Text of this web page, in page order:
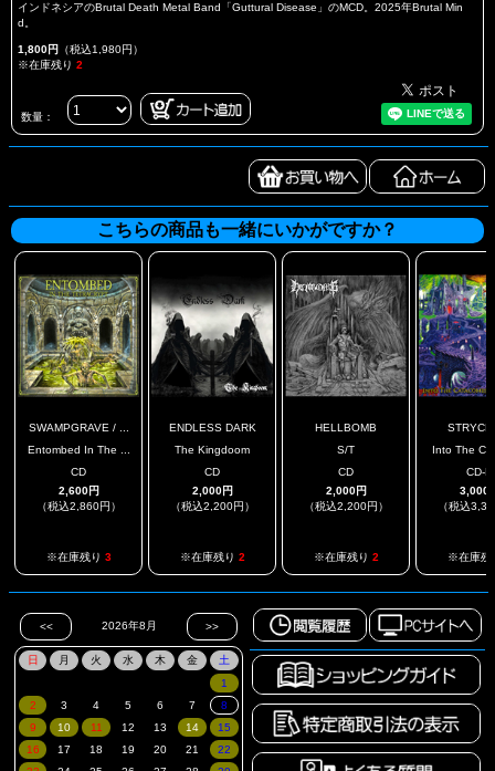
インドネシアのBrutal Death Metal Band「Guttural Disease」のMCD。2025年Brutal Min
d。
1,800円 （税込1,980円）
※在庫残り 2
数量：
こちらの商品も一緒にいかがですか？
SWAMPGRAVE / ...
Entombed In The ...
CD
2,600円
（税込2,860円）
※在庫残り 3
ENDLESS DARK
The Kingdoom
CD
2,000円
（税込2,200円）
※在庫残り 2
HELLBOMB
S/T
CD
2,000円
（税込2,200円）
※在庫残り 2
Into The
CD-R
3,000
（税込
※在庫残